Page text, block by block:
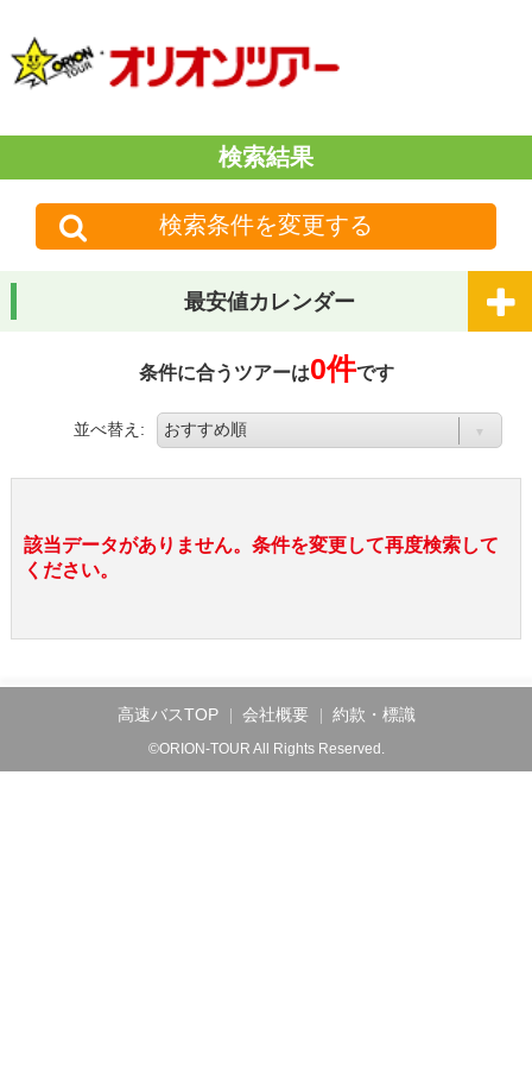
検索結果
検索条件を変更する
最安値カレンダー
条件に合うツアーは0件です
並べ替え:
該当データがありません。条件を変更して再度検索して
ください。
高速バスTOP 会社概要 約款・標識
©ORION-TOUR All Rights Reserved.